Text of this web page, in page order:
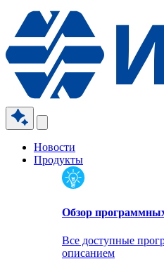
Новости
Продукты
Обзор
Все доступные
описанием